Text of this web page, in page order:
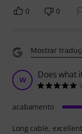
0 0
Mostrar
W Does what
Long cable,
acabamento